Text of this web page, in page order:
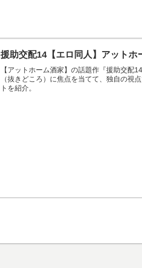
援助交配14【エロ同人】アットホ
【アットホーム酒家】の話題作『援助交配
（抜きどころ）に焦点を当てて、独自の視
トを紹介。